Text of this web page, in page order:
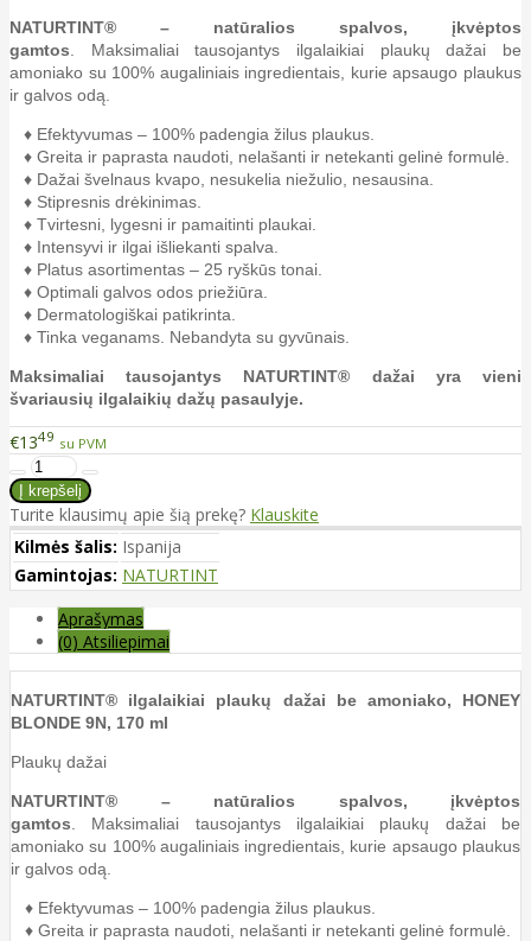
NATURTINT® – natūralios spalvos, įkvėptos
gamtos . Maksimaliai tausojantys ilgalaikiai plaukų dažai be
amoniako su 100% augaliniais ingredientais, kurie apsaugo plaukus
ir galvos odą.
♦ Efektyvumas – 100% padengia žilus plaukus.
♦ Greita ir paprasta naudoti, nelašanti ir netekanti gelinė formulė.
♦ Dažai švelnaus kvapo, nesukelia niežulio, nesausina.
♦ Stipresnis drėkinimas.
♦ Tvirtesni, lygesni ir pamaitinti plaukai.
♦ Intensyvi ir ilgai išliekanti spalva.
♦ Platus asortimentas – 25 ryškūs tonai.
♦ Optimali galvos odos priežiūra.
♦ Dermatologiškai patikrinta.
♦ Tinka veganams. Nebandyta su gyvūnais.
Maksimaliai tausojantys NATURTINT® dažai yra vieni
švariausių ilgalaikių dažų pasaulyje.
€1349 su PVM
Turite klausimų apie šią prekę? Klauskite
Kilmės šalis: Ispanija
Gamintojas: NATURTINT
Aprašymas
(0) Atsiliepimai
NATURTINT® ilgalaikiai plaukų dažai be amoniako, HONEY
BLONDE 9N, 170 ml
Plaukų dažai
NATURTINT® – natūralios spalvos, įkvėptos
gamtos . Maksimaliai tausojantys ilgalaikiai plaukų dažai be
amoniako su 100% augaliniais ingredientais, kurie apsaugo plaukus
ir galvos odą.
♦ Efektyvumas – 100% padengia žilus plaukus.
♦ Greita ir paprasta naudoti, nelašanti ir netekanti gelinė formulė.